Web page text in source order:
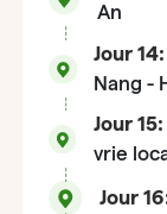
An
Jour 14:
Nang -
Jour 15:
vrie
Jour